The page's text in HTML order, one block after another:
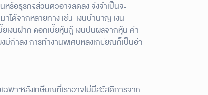
หรือธุรกิจส่วนตัวอาจลดลง จึงจำเป็นจะ
าได้จากหลายทาง เช่น เงินบำนาญ เงิน
เงินฝาก ดอกเบี้ยหุ้นกู้ เงินปันผลจากหุ้น ค่า
มีกำลัง การทำงานพิเศษหลังเกษียณก็เป็นอีก
ฉพาะหลังเกษียณที่เราอาจไม่มีสวัสดิการจาก